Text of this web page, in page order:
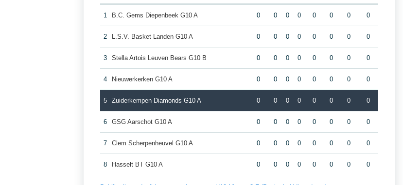
1 B.C. Gems Diepenbeek G10 A 0 0 0 0 0 0 0 0
2 L.S.V. Basket Landen G10 A 0 0 0 0 0 0 0 0
3 Stella Artois Leuven Bears G10 B 0 0 0 0 0 0 0 0
4 Nieuwerkerken G10 A 0 0 0 0 0 0 0 0
5 Zuiderkempen Diamonds G10 A 0 0 0 0 0 0 0 0
6 GSG Aarschot G10 A 0 0 0 0 0 0 0 0
7 Clem Scherpenheuvel G10 A 0 0 0 0 0 0 0 0
8 Hasselt BT G10 A 0 0 0 0 0 0 0 0